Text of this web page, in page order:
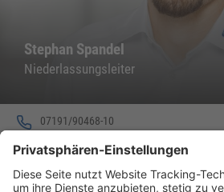
Stephan Spandel
Niederlassungsleiter
07191/90468-10
0162/2981991
s.spandel@staufen-baumaschinen.de